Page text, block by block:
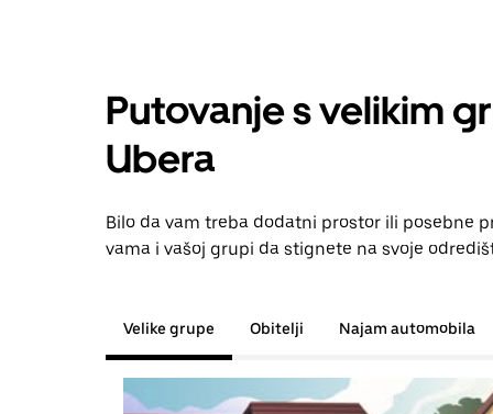
Putovanje s velikim
Ubera
Bilo da vam treba dodatni prostor ili posebne
vama i vašoj grupi da stignete na svoje
Velike grupe Obitelji Najam automobila